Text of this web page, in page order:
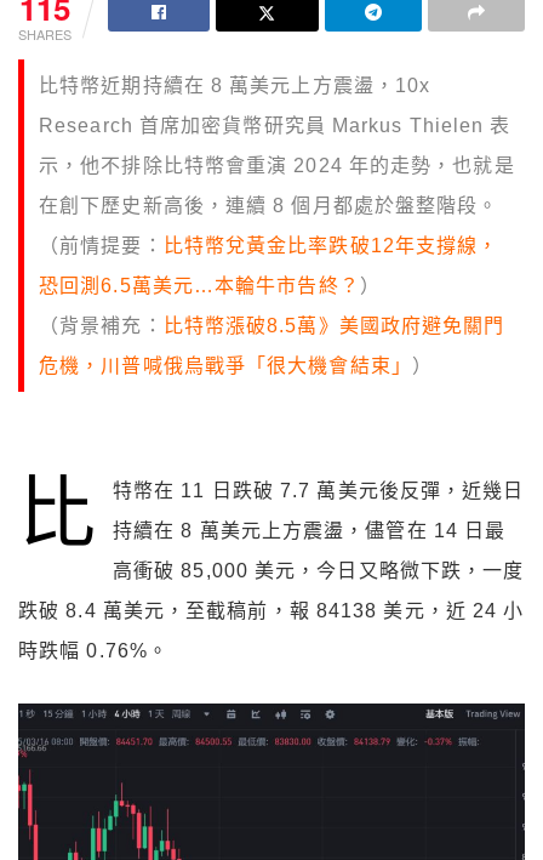
SHARES
比特幣近期持續在 8 萬美元上方震盪，10x
Research 首席加密貨幣研究員 Markus Thielen 表
示，他不排除比特幣會重演 2024 年的走勢，也就是
在創下歷史新高後，連續 8 個月都處於盤整階段。
（前情提要： 比特幣兌黃金比率跌破12年支撐線，
恐回測6.5萬美元…本輪牛市告終？ ）
（背景補充： 比特幣漲破8.5萬》美國政府避免關門
危機，川普喊俄烏戰爭「很大機會結束」 ）
比
特幣在 11 日跌破 7.7 萬美元後反彈，近幾日
持續在 8 萬美元上方震盪，儘管在 14 日最
高衝破 85,000 美元，今日又略微下跌，一度
跌破 8.4 萬美元，至截稿前，報 84138 美元，近 24 小
時跌幅 0.76%。